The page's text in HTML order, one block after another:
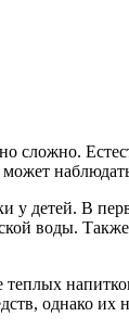
сложно.
детей. В
воды.
однако их